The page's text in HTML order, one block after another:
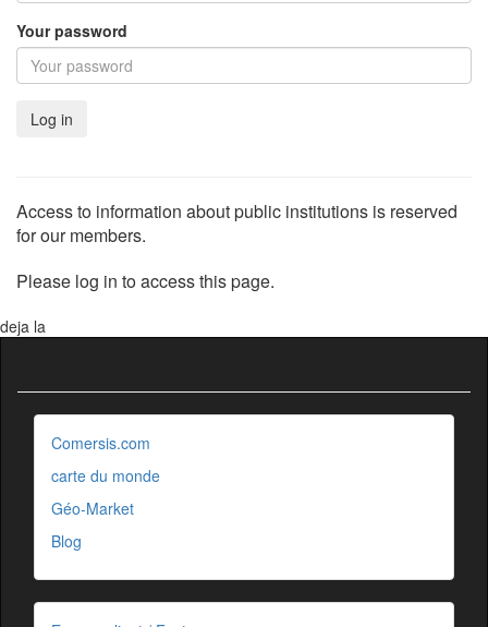
Your password
Access to information about public institutions is reserved
for our members.
Please log in to access this page.
deja la
Comersis.com
carte du monde
Géo-Market
Blog